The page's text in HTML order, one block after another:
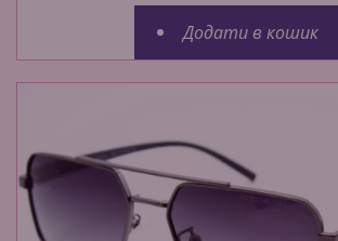
Додати в кошик